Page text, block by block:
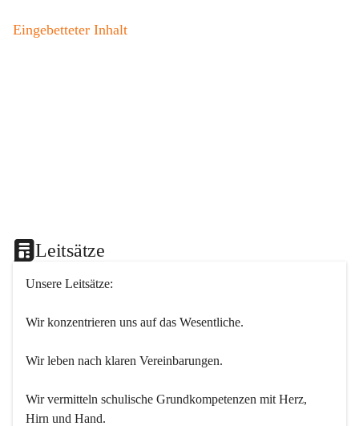
o
Eingebetteter Inhalt
Leitsätze
Unsere Leitsätze:
Wir konzentrieren uns auf das Wesentliche.
Wir leben nach klaren Vereinbarungen.
Wir vermitteln schulische Grundkompetenzen mit Herz,
Hirn und Hand.